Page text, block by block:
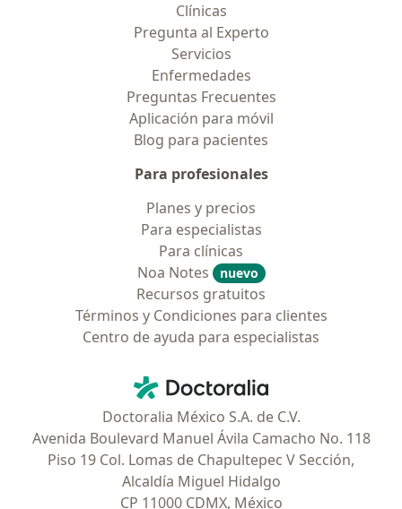
Clínicas
Pregunta al Experto
Servicios
Enfermedades
Preguntas Frecuentes
Aplicación para móvil
Blog para pacientes
Para profesionales
Planes y precios
Para especialistas
Para clínicas
Noa Notes
nuevo
Recursos gratuitos
Términos y Condiciones para clientes
Centro de ayuda para especialistas
Doctoralia - Página de inicio
Doctoralia México S.A. de C.V.
Avenida Boulevard Manuel Ávila Camacho No. 118
Piso 19 Col. Lomas de Chapultepec V Sección,
Alcaldía Miguel Hidalgo
CP 11000 CDMX, México